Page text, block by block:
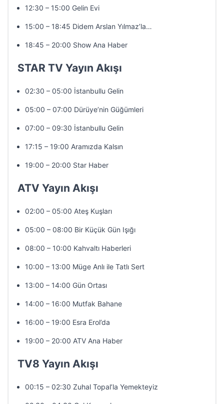
12:30 – 15:00 Gelin Evi
15:00 – 18:45 Didem Arslan Yılmaz’la…
18:45 – 20:00 Show Ana Haber
STAR TV Yayın Akışı
02:30 – 05:00 İstanbullu Gelin
05:00 – 07:00 Dürüye’nin Güğümleri
07:00 – 09:30 İstanbullu Gelin
17:15 – 19:00 Aramızda Kalsın
19:00 – 20:00 Star Haber
ATV Yayın Akışı
02:00 – 05:00 Ateş Kuşları
05:00 – 08:00 Bir Küçük Gün Işığı
08:00 – 10:00 Kahvaltı Haberleri
10:00 – 13:00 Müge Anlı ile Tatlı Sert
13:00 – 14:00 Gün Ortası
14:00 – 16:00 Mutfak Bahane
16:00 – 19:00 Esra Erol’da
19:00 – 20:00 ATV Ana Haber
TV8 Yayın Akışı
00:15 – 02:30 Zuhal Topal’la Yemekteyiz